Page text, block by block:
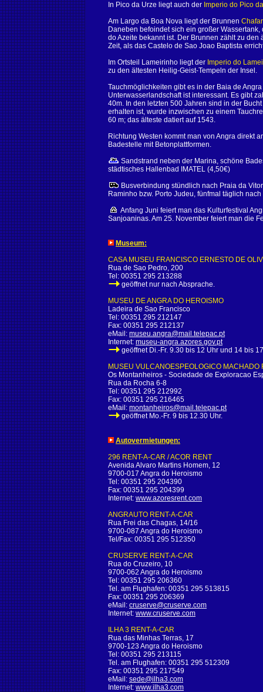
In Pico da Urze liegt auch der Imperio do Pico
Am Largo da Boa Nova liegt der Brunnen
Daneben befoindet sich ein großer
do Azeite bekannt ist. Der Brunnen zählt zu
Zeit, als das Castelo de Sao Joao Baptista
Im Ortsteil Lameirinho liegt der Imperio do
zu den ältesten Heilig-Geist-Tempeln der Insel.
Tauchmöglichkeiten gibt es in der Baia de
Unterwasserlandschaft ist interessant. Es gibt
40m. In den letzten 500 Jahren sind in der
erhalten ist, wurde inzwischen zu einem
60 m; das älteste datiert auf 1543.
Richtung Westen kommt man von Angra direkt
Badestelle mit Betonplattformen.
Sandstrand neben der Marina, schöne
städtisches Hallenbad IMATEL (4,50€)
Busverbindung stündlich nach Praia da
Raminho bzw. Porto Judeu, fünfmal täglich
Anfang Juni feiert man das Kulturfestival
Sanjoaninas. Am 25. November feiert man die
Museum:
CASA MUSEU FRANCISCO ERNESTO DE
Rua de Sao Pedro, 200
Tel: 00351 295 213288
geöffnet nur nach Absprache.
MUSEU DE ANGRA DO HEROISMO
Ladeira de Sao Francisco
Tel: 00351 295 212147
Fax: 00351 295 212137
eMail: museu.angra@mail.telepac.pt
Internet: museu-angra.azores.gov.pt
geöffnet Di.-Fr. 9.30 bis 12 Uhr und 14 bis
MUSEU VULCANOESPEOLOGICO MACHADO
Os Montanheiros - Sociedade de Exploracao
Rua da Rocha 6-8
Tel: 00351 295 212992
Fax: 00351 295 216465
eMail: montanheiros@mail.telepac.pt
geöffnet Mo.-Fr. 9 bis 12.30 Uhr.
Autovermietungen:
296 RENT-A-CAR / ACOR RENT
Avenida Alvaro Martins Homem, 12
9700-017 Angra do Heroismo
Tel: 00351 295 204390
Fax: 00351 295 204399
Internet: www.azoresrent.com
ANGRAUTO RENT-A-CAR
Rua Frei das Chagas, 14/16
9700-087 Angra do Heroismo
Tel/Fax: 00351 295 512350
CRUSERVE RENT-A-CAR
Rua do Cruzeiro, 10
9700-062 Angra do Heroismo
Tel: 00351 295 206360
Tel. am Flughafen: 00351 295 513815
Fax: 00351 295 206369
eMail: cruserve@cruserve.com
Internet: www.cruserve.com
ILHA 3 RENT-A-CAR
Rua das Minhas Terras, 17
9700-123 Angra do Heroismo
Tel: 00351 295 213115
Tel. am Flughafen: 00351 295 512309
Fax: 00351 295 217549
eMail: sede@ilha3.com
Internet: www.ilha3.com